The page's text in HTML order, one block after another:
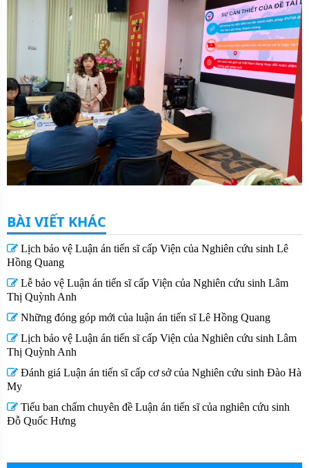
BÀI VIẾT KHÁC
Lịch bảo vệ Luận án tiến sĩ cấp Viện của Nghiên cứu sinh Lê
Hồng Quang
Lễ bảo vệ Luận án tiến sĩ cấp Viện của Nghiên cứu sinh Lâm
Thị Quỳnh Anh
Những đóng góp mới của luận án tiến sĩ Lê Hồng Quang
Lịch bảo vệ Luận án tiến sĩ cấp Viện của Nghiên cứu sinh Lâm
Thị Quỳnh Anh
Đánh giá Luận án tiến sĩ cấp cơ sở của Nghiên cứu sinh Đào Hà
My
Tiểu ban chấm chuyên đề Luận án tiến sĩ của nghiên cứu sinh
Đỗ Quốc Hưng